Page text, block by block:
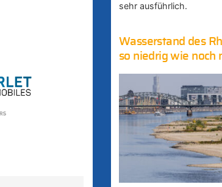
sehr ausführlich.
Wasserstand des
so niedrig wie noch